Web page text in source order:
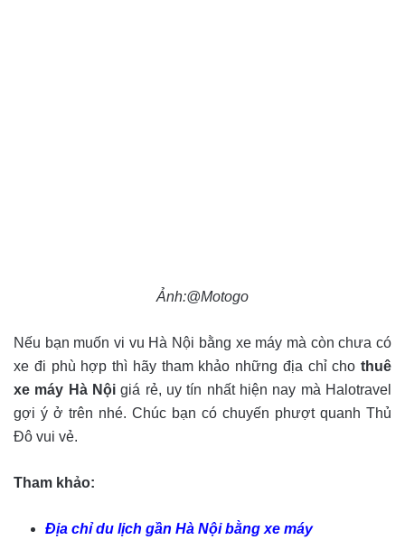
Ảnh:@Motogo
Nếu bạn muốn vi vu Hà Nội bằng xe máy mà còn chưa có
xe đi phù hợp thì hãy tham khảo những địa chỉ cho thuê
xe máy Hà Nội giá rẻ, uy tín nhất hiện nay mà Halotravel
gợi ý ở trên nhé. Chúc bạn có chuyến phượt quanh Thủ
Đô vui vẻ.
Tham khảo:
Địa chỉ du lịch gần Hà Nội bằng xe máy